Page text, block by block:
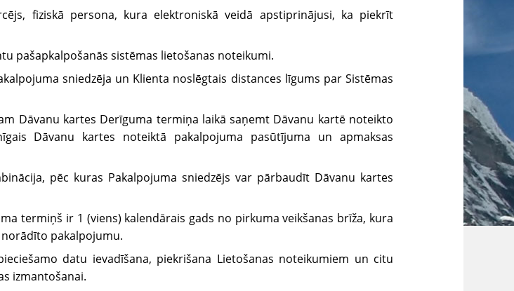
fiziskā persona, kura elektroniskā veidā apstiprinājusi, ka piekrīt
pašapkalpošanās sistēmas lietošanas noteikumi.
sniedzēja un Klienta noslēgtais distances līgums par Sistēmas
Dāvanu kartes Derīguma termiņa laikā saņemt Dāvanu kartē noteikto
Dāvanu kartes noteiktā pakalpojuma pasūtījuma un apmaksas
pēc kuras Pakalpojuma sniedzējs var pārbaudīt Dāvanu kartes
termiņš ir 1 (viens) kalendārais gads no pirkuma veikšanas brīža, kura
norādīto pakalpojumu.
datu ievadīšana, piekrišana Lietošanas noteikumiem un citu
izmantošanai.